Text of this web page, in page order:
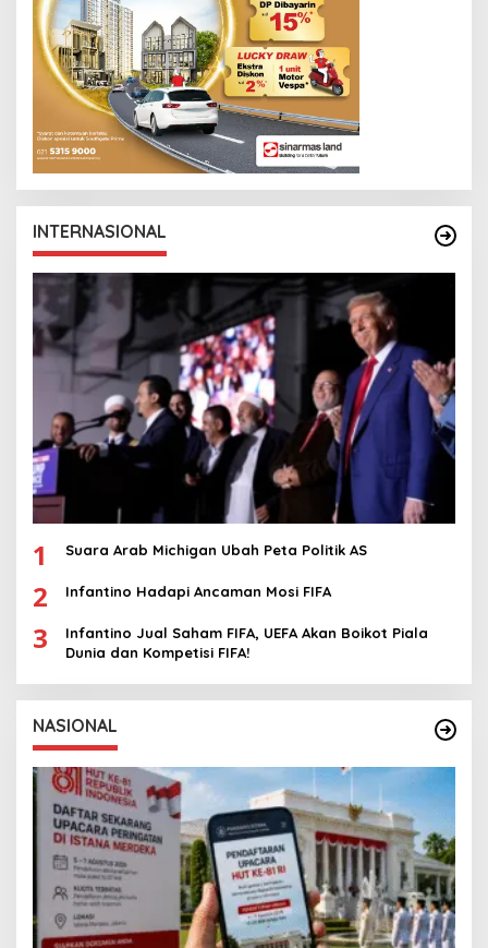
INTERNASIONAL
1 Suara Arab Michigan Ubah Peta Politik AS
2 Infantino Hadapi Ancaman Mosi FIFA
3
Infantino Jual Saham FIFA, UEFA Akan Boikot Piala
Dunia dan Kompetisi FIFA!
NASIONAL